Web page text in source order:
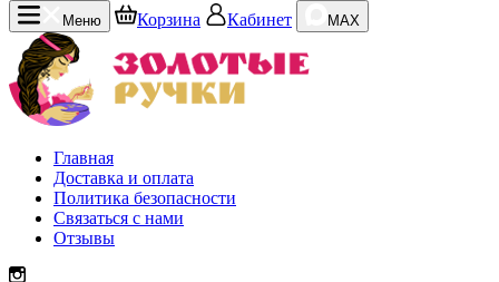
Меню
Корзина Кабинет MAX
Главная
Доставка и оплата
Политика безопасности
Связаться с нами
Отзывы